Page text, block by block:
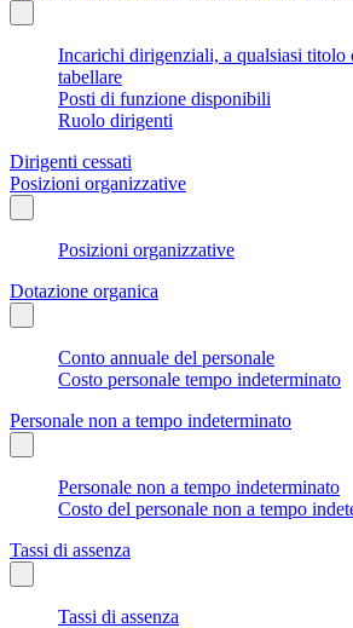
Incarichi dirigenziali, a qualsiasi
tabellare
Posti di funzione disponibili
Ruolo dirigenti
Dirigenti cessati
Posizioni organizzative
Posizioni organizzative
Dotazione organica
Conto annuale del personale
Costo personale tempo indeterminato
Personale non a tempo indeterminato
Personale non a tempo indeterminato
Costo del personale non a tempo
Tassi di assenza
Tassi di assenza